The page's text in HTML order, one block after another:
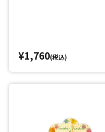
¥1,760(税込)